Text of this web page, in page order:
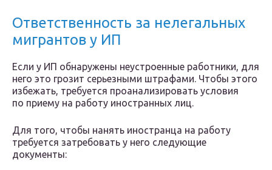
Ответственность за нелегальных
мигрантов у ИП
Если у ИП обнаружены неустроенные работники, для
него это грозит серьезными штрафами. Чтобы этого
избежать, требуется проанализировать условия
по приему на работу иностранных лиц.
Для того, чтобы нанять иностранца на работу
требуется затребовать у него следующие
документы: